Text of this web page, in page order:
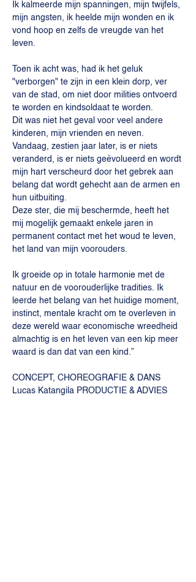
Ik kalmeerde mijn spanningen, mijn twijfels,
mijn angsten, ik heelde mijn wonden en ik
vond hoop en zelfs de vreugde van het
leven.
Toen ik acht was, had ik het geluk
"verborgen" te zijn in een klein dorp, ver
van de stad, om niet door milities ontvoerd
te worden en kindsoldaat te worden.
Dit was niet het geval voor veel andere
kinderen, mijn vrienden en neven.
Vandaag, zestien jaar later, is er niets
veranderd, is er niets geëvolueerd en wordt
mijn hart verscheurd door het gebrek aan
belang dat wordt gehecht aan de armen en
hun uitbuiting.
Deze ster, die mij beschermde, heeft het
mij mogelijk gemaakt enkele jaren in
permanent contact met het woud te leven,
het land van mijn voorouders.
Ik groeide op in totale harmonie met de
natuur en de voorouderlijke tradities. Ik
leerde het belang van het huidige moment,
instinct, mentale kracht om te overleven in
deze wereld waar economische wreedheid
almachtig is en het leven van een kip meer
CONCEPT, CHOREOGRAFIE & DANS
Lucas Katangila PRODUCTIE & ADVIES